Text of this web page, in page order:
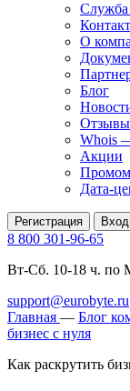
Служба
О
Блог
Отзывы
Whois
Акции
Дата-
Регистрация Вход
8 800 301-96-65
Вт-Сб. 10-18 ч.
support@eurobyte.ru
Главная — Блог
бизнес с нуля
Как раскрутить